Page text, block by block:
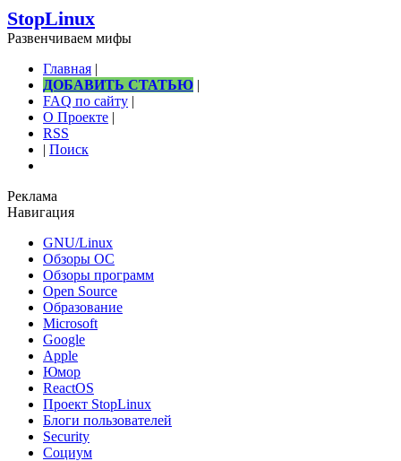
StopLinux
Развенчиваем мифы
Главная |
ДОБАВИТЬ СТАТЬЮ |
FAQ по сайту |
О Проекте |
RSS
| Поиск
Реклама
Навигация
GNU/Linux
Обзоры ОС
Обзоры программ
Open Source
Образование
Microsoft
Google
Apple
Юмор
ReactOS
Проект StopLinux
Блоги пользователей
Security
Социум